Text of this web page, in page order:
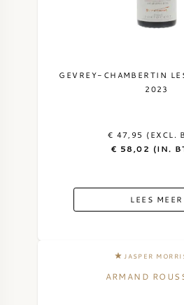
GEVREY-CHAMBERTIN
2023
€ 47,95 (EXCL.
€ 58,02 (IN.
LEES MEER
JASPER
ARMAND